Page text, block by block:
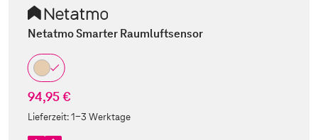
Netatmo Smarter Raumluftsensor
94,95 €
Lieferzeit:1-3 Werktage